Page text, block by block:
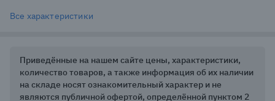
Все характеристики
Приведённые на нашем сайте цены, характеристики,
количество товаров, а также информация об их наличии
на складе носят ознакомительный характер и не
являются публичной офертой, определённой пунктом 2